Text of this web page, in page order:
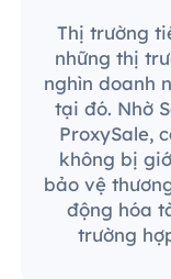
Thị trường
những thị
nghìn doanh
tại đó. Nhờ
ProxySale,
không bị
bảo vệ
động hóa
trường